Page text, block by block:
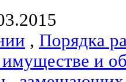
, Порядка
и